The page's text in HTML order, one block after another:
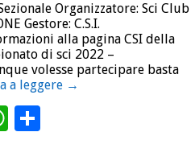
Organizzatore: Sci Club
Gestore: C.S.I.
alla pagina CSI della
di sci 2022 –
volesse partecipare basta
a leggere →
WhatsApp
Condividi